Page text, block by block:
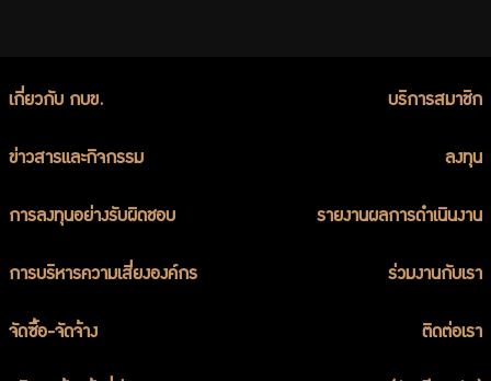
เกี่ยวกับ กบข. บริการสมาชิก
ข่าวสารและกิจกรรม ลงทุน
การลงทุนอย่างรับผิดชอบ รายงานผลการดำเนินงาน
การบริหารความเสี่ยงองค์กร ร่วมงานกับเรา
จัดซื้อ-จัดจ้าง ติดต่อเรา